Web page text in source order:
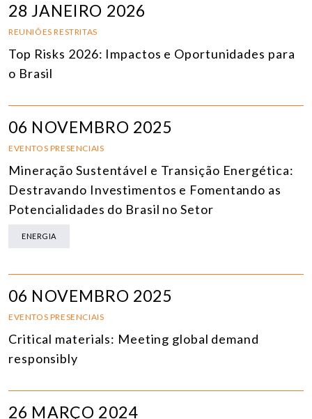
28 JANEIRO 2026
REUNIÕES RESTRITAS
Top Risks 2026: Impactos e Oportunidades para
o Brasil
06 NOVEMBRO 2025
EVENTOS PRESENCIAIS
Mineração Sustentável e Transição Energética:
Destravando Investimentos e Fomentando as
Potencialidades do Brasil no Setor
ENERGIA
06 NOVEMBRO 2025
EVENTOS PRESENCIAIS
Critical materials: Meeting global demand
responsibly
26 MARÇO 2024